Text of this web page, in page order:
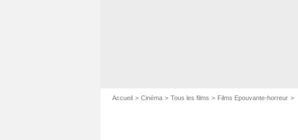
Accueil Cinéma Tous les films Films Epouvante-horreur